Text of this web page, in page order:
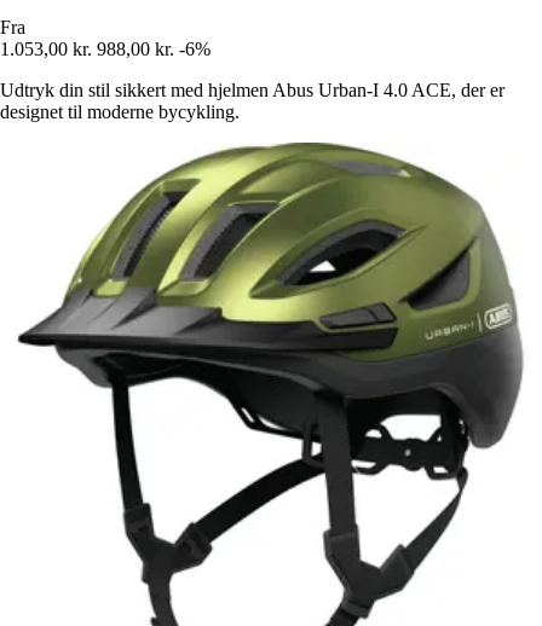
Fra
1.053,00 kr. 988,00 kr. -6%
Udtryk din stil sikkert med hjelmen Abus Urban-I 4.0 ACE, der er
designet til moderne bycykling.